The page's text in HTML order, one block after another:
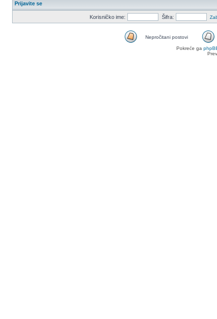
Prijavite se
Korisničko ime: Šifra:
Nepročitani postovi
Pokreće ga